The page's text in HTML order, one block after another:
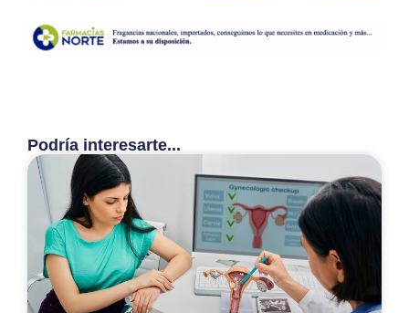
Podría interesarte...